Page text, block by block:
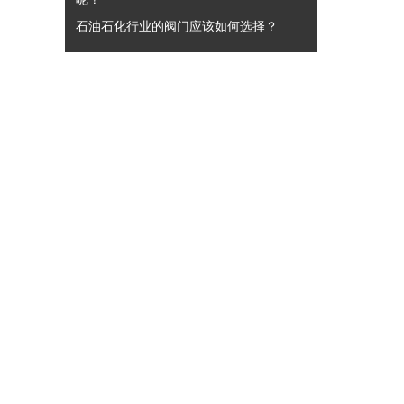
石油石化行业的阀门应该如何选择？